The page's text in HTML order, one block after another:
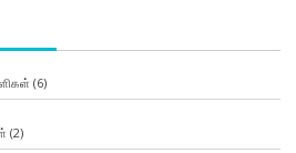
(6)
(2)